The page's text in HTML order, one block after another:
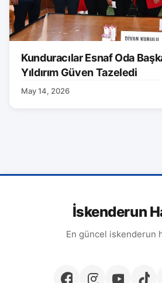
Kunduracılar Esnaf Oda
Yıldırım Güven Tazeledi
May 14, 2026
İskenderun
En güncel iskenderun